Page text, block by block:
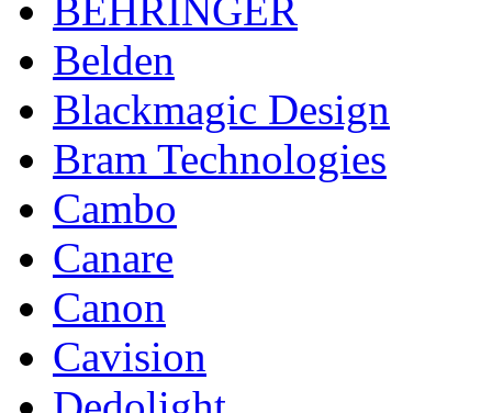
BEHRINGER
Belden
Blackmagic Design
Bram Technologies
Cambo
Canare
Canon
Cavision